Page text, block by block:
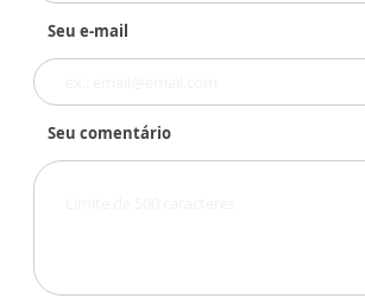
Seu e-mail
Seu comentário